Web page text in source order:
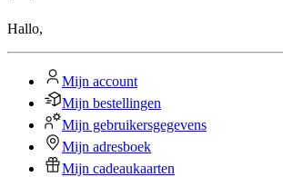
Hallo,
Mijn account
Mijn bestellingen
Mijn gebruikersgegevens
Mijn adresboek
Mijn cadeaukaarten